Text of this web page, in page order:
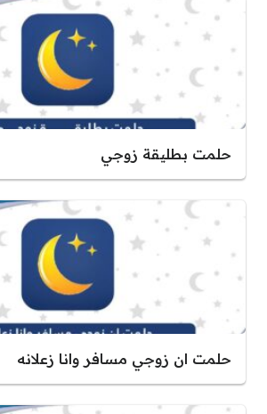
حلمت بطليقة زوجي
حلمت ان زوجي مسافر وانا زعلانه